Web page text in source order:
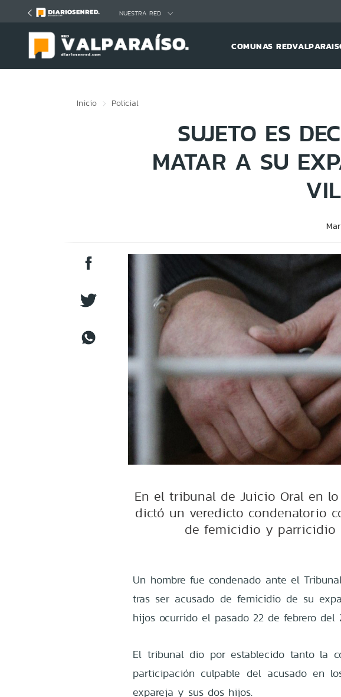
NUESTRA RED
COMUNAS
Inicio Policial
SUJETO ES
MATAR A SU
En el tribunal de Juicio Oral en
dictó un veredicto condenatorio
de femicidio y parricidio
Un hombre fue condenado ante el
tras ser acusado de femicidio de su
hijos ocurrido el pasado 22 de febrero del
El tribunal dio por establecido tanto la
participación culpable del acusado en
expareja y sus dos hijos.